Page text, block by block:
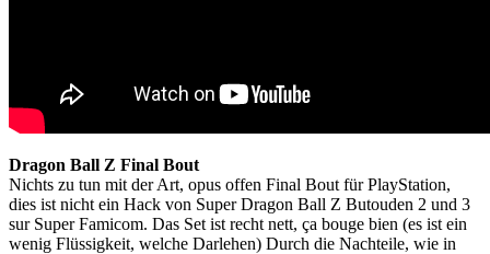
Dragon Ball Z Final Bout
Nichts zu tun mit der Art, opus offen Final Bout für PlayStation,
dies ist nicht ein Hack von Super Dragon Ball Z Butouden 2 und 3
sur Super Famicom. Das Set ist recht nett, ça bouge bien (es ist ein
wenig Flüssigkeit, welche Darlehen) Durch die Nachteile, wie in